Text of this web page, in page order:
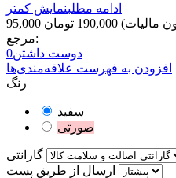
ادامه مطلبنمایش کمتر
مالیات) 190,000 تومان
مرجع:
دوست داشتن0
افزودن به فهرست علاقه‌مندی‌ها
رنگ
سفید
صورتی
گارانتی
ارسال از طریق پست